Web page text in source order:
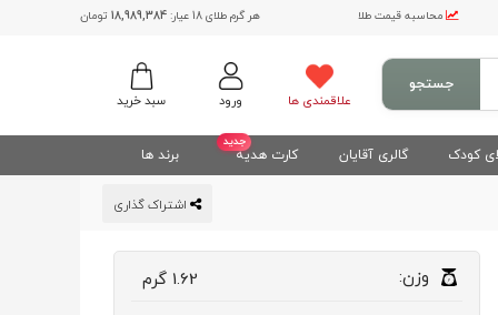
محاسبه قیمت طلا هر گرم طلای 18 عیار: 18,989,384 تومان
سبد خرید ورود علاقمندی ها
جستجو
کودک گالری آقایان
جدید
کارت هدیه برند ها
وزن: 1.62 گرم